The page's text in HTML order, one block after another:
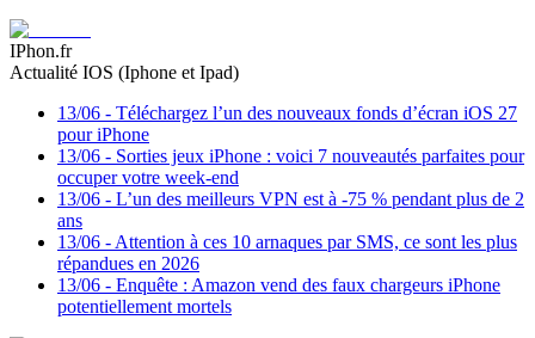
IPhon.fr
Actualité IOS (Iphone et Ipad)
13/06 - Téléchargez l’un des nouveaux fonds d’écran iOS 27
pour iPhone
13/06 - Sorties jeux iPhone : voici 7 nouveautés parfaites pour
occuper votre week-end
13/06 - L’un des meilleurs VPN est à -75 % pendant plus de 2
ans
13/06 - Attention à ces 10 arnaques par SMS, ce sont les plus
répandues en 2026
13/06 - Enquête : Amazon vend des faux chargeurs iPhone
potentiellement mortels